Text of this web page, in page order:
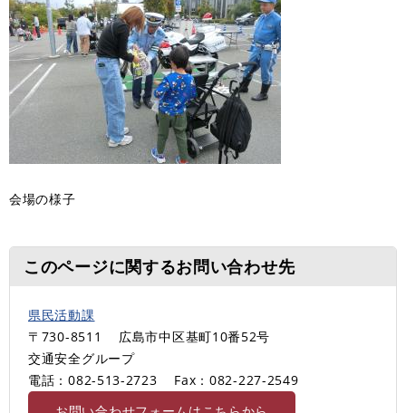
会場の様子
このページに関するお問い合わせ先
県民活動課
〒730-8511
広島市中区基町10番52号
交通安全グループ
電話：082-513-2723
Fax：082-227-2549